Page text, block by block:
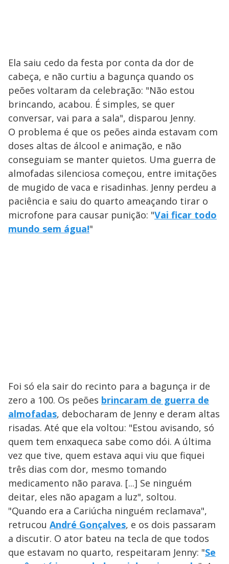
Ela saiu cedo da festa por conta da dor de
cabeça, e não curtiu a bagunça quando os
peões voltaram da celebração: "Não estou
brincando, acabou. É simples, se quer
conversar, vai para a sala", disparou Jenny.
O problema é que os peões ainda estavam com
doses altas de álcool e animação, e não
conseguiam se manter quietos. Uma guerra de
almofadas silenciosa começou, entre imitações
de mugido de vaca e risadinhas. Jenny perdeu a
paciência e saiu do quarto ameaçando tirar o
microfone para causar punição: "Vai ficar todo
mundo sem água!"
Foi só ela sair do recinto para a bagunça ir de
zero a 100. Os peões brincaram de guerra de
almofadas, debocharam de Jenny e deram altas
risadas. Até que ela voltou: "Estou avisando, só
quem tem enxaqueca sabe como dói. A última
vez que tive, quem estava aqui viu que fiquei
três dias com dor, mesmo tomando
medicamento não parava. [...] Se ninguém
deitar, eles não apagam a luz", soltou.
"Quando era a Cariúcha ninguém reclamava",
retrucou André Gonçalves, e os dois passaram
a discutir. O ator bateu na tecla de que todos
que estavam no quarto, respeitaram Jenny: "Se